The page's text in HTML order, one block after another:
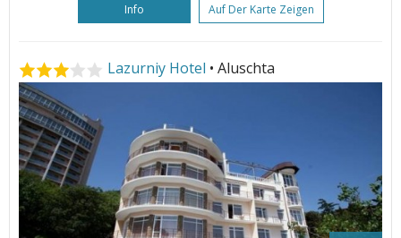
Info Auf Der Karte Zeigen
Lazurniy Hotel • Aluschta